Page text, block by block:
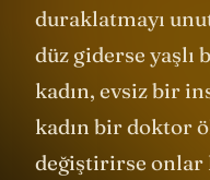
Düşünmek için
duraklatmayı
düz giderse yaşlı
kadın, evsiz bir
kadın bir doktor